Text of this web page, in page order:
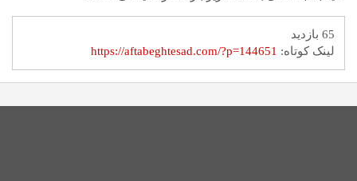
65 بازدید
لینک کوتاه:https://aftabeghtesad.com/?p=144651